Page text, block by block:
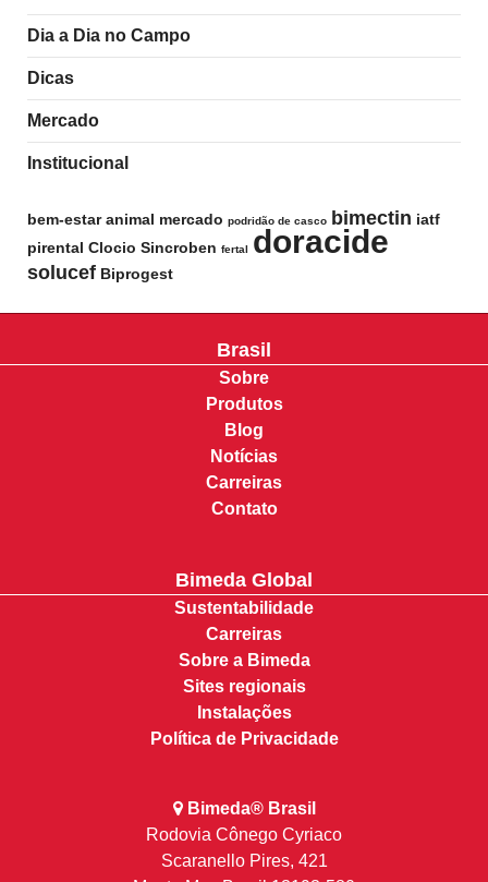
Dia a Dia no Campo
Dicas
Mercado
Institucional
bem-estar animal mercado podridão de casco bimectin iatf
pirental Clocio Sincroben fertal doracide
solucef Biprogest
Brasil
Sobre
Produtos
Blog
Notícias
Carreiras
Contato
Bimeda Global
Sustentabilidade
Carreiras
Sobre a Bimeda
Sites regionais
Instalações
Política de Privacidade
Bimeda® Brasil
Rodovia Cônego Cyriaco
Scaranello Pires, 421